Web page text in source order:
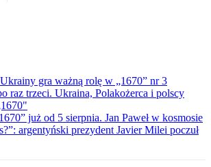
gra ważną rolę w „1670” nr 3
raz trzeci. Ukraina, Polakożerca i polscy
już od 5 sierpnia. Jan Paweł w kosmosie
argentyński prezydent Javier Milei poczuł